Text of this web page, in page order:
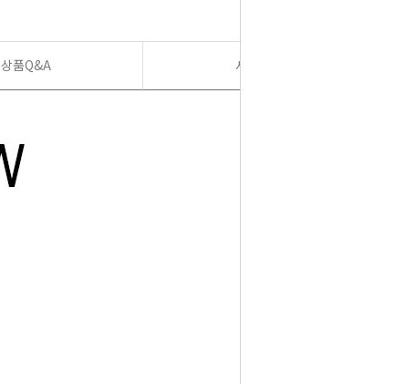
상품Q&A 사용후기